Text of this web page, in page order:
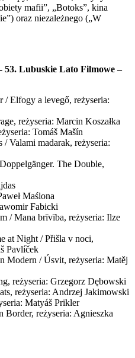
mafii”, „Botoks”, kina
oraz niezależnego („W
Lubuskie Lato Filmowe –
Elfogy a levegő, reżyseria:
reżyseria: Marcin Koszałka
Tomáš Mašín
Valami madarak, reżyseria:
The Double,
Maślona
Fabicki
/ Mana brīvība, reżyseria: Ilze
at Night / Přišla v noci,
Pavlíček
Modern / Úsvit, reżyseria: Matěj
reżyseria: Grzegorz Dębowski
reżyseria: Andrzej Jakimowski
Matyáš Prikler
Border, reżyseria: Agnieszka